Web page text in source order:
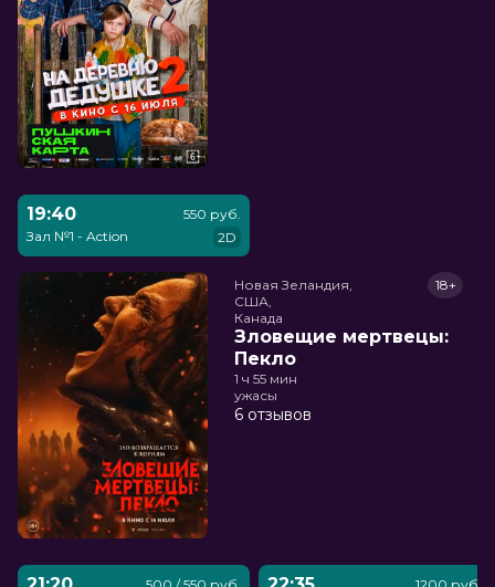
19:40
Зал №1 - Action
550 руб.
2D
Новая Зеландия,
США,
Канада
Зловещие мертвецы:
Пекло
18+
1 ч 55 мин
ужасы
6 отзывов
500 / 550 руб. 1200 руб.